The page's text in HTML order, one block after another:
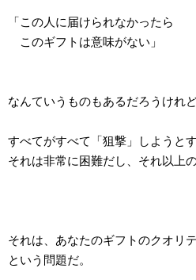
「この人に届けられなかったら
このギフトは意味がない」
なんていうものもあるだろうけれど
すべてがすべて「狙撃」しようとす
それは非常に困難だし、それ以上
それは、あなたのギフトのクオリ
という問題だ。